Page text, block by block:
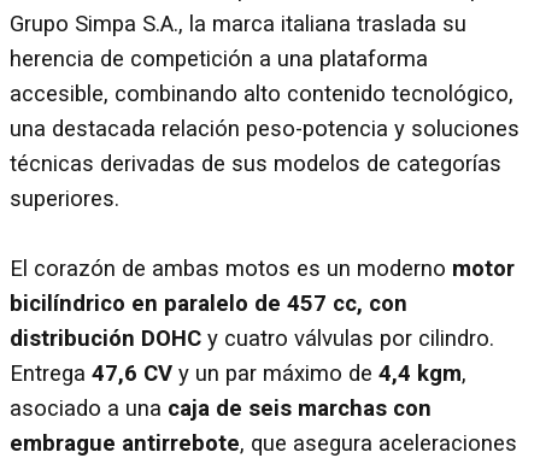
Grupo Simpa S.A., la marca italiana traslada su
herencia de competición a una plataforma
accesible, combinando alto contenido tecnológico,
una destacada relación peso-potencia y soluciones
técnicas derivadas de sus modelos de categorías
superiores.
El corazón de ambas motos es un moderno motor
bicilíndrico en paralelo de 457 cc, con
distribución DOHC y cuatro válvulas por cilindro.
Entrega 47,6 CV y un par máximo de 4,4 kgm,
asociado a una caja de seis marchas con
embrague antirrebote, que asegura aceleraciones